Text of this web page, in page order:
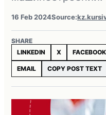
16 Feb 2024Source:
SHARE
LINKEDIN
X FACEBOOK
EMAIL COPY POST TEXT